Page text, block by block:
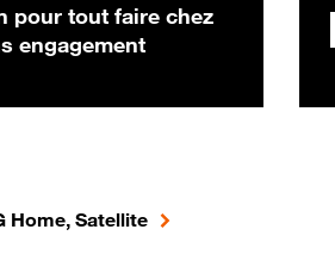
pour tout faire chez
engagement
Home, Satellite